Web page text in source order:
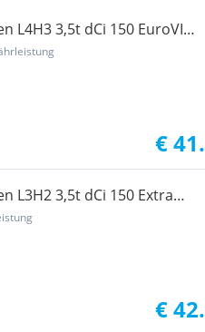
L4H3 3,5t dCi 150 EuroVIe
/ Kastenwagen
€
L3H2 3,5t dCi 150 Extra
€